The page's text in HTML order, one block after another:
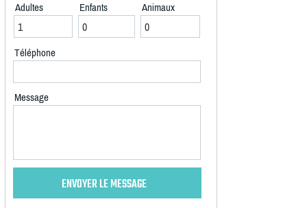
Adultes Enfants Animaux
Téléphone
Message